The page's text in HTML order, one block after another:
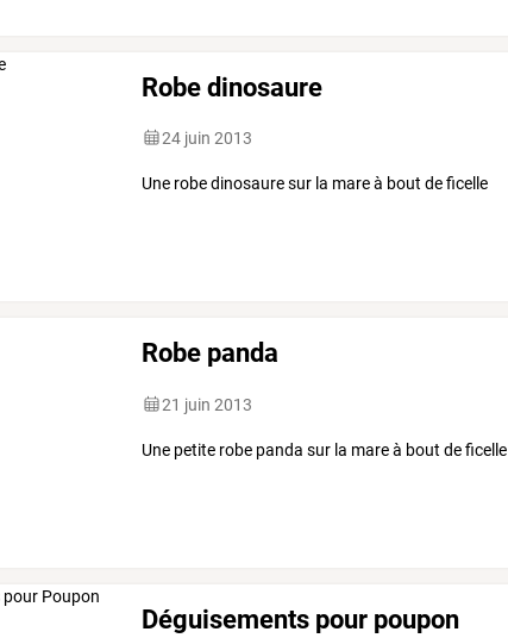
Robe dinosaure
24 juin 2013
Une robe dinosaure sur la mare à bout de ficelle
Robe panda
21 juin 2013
Une petite robe panda sur la mare à bout de ficelle
Déguisements pour poupon